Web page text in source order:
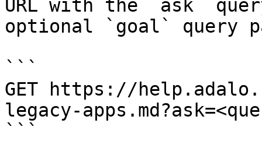
URL with the `ask`
optional `goal` query
```
GET https://
legacy-
```